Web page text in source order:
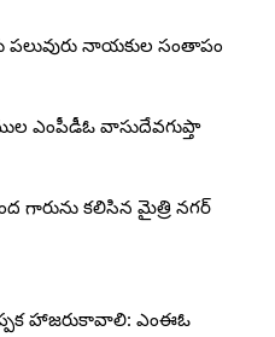
పలువురు నాయకుల సంతాపం
ఎంపీడీఓ వాసుదేవగుప్తా
గారును కలిసిన మైత్రి నగర్
హాజరుకావాలి: ఎంఈఓ